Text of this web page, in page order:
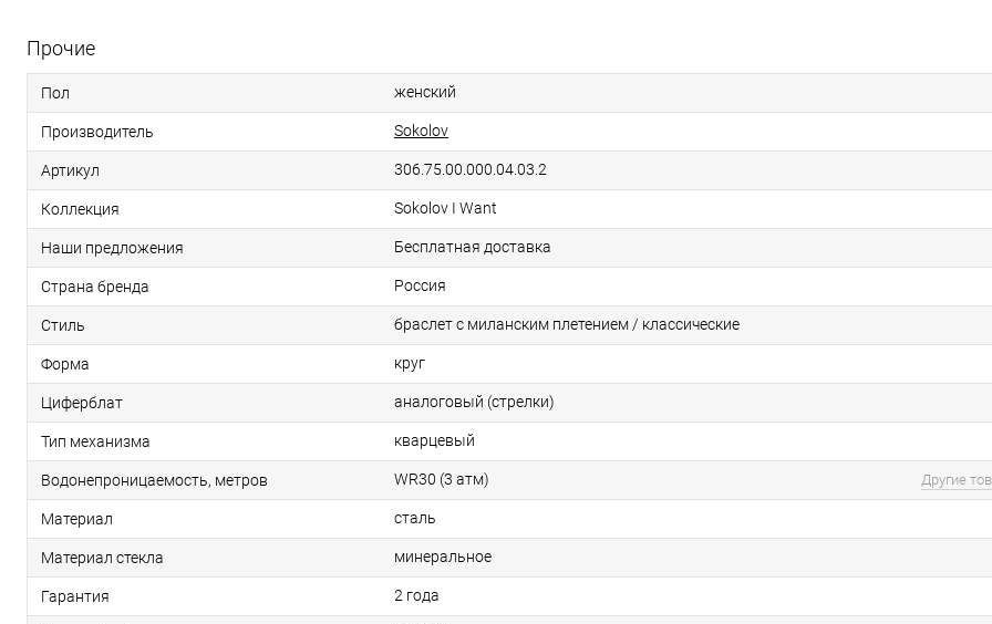
Прочие
Пол женский
Производитель Sokolov
Артикул 306.75.00.000.04.03.2
Коллекция Sokolov I Want
Наши предложения Бесплатная доставка
Страна бренда Россия
Стиль браслет с миланским плетением / классические
Форма круг
Циферблат аналоговый (стрелки)
Тип механизма кварцевый
Водонепроницаемость, метров WR30 (3 атм) Другие
Материал сталь
Материал стекла минеральное
Гарантия 2 года